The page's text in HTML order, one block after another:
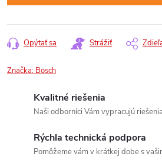
Opýtať sa Strážiť
Značka: Bosch
Kvalitné riešenia
Naši odborníci Vám vypracujú
Rýchla technická podpora
Pomôžeme vám v krátkej dobe s